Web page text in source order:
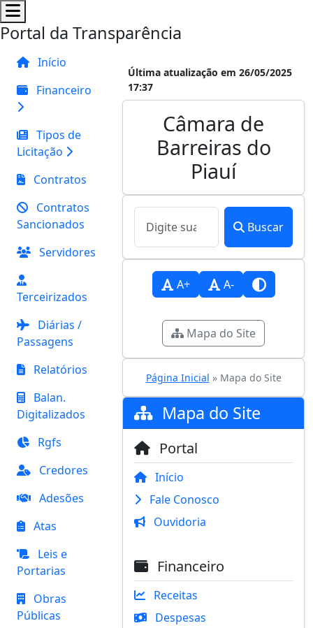
Portal da Transparência
Início
Financeiro
Tipos de
Licitação
Contratos
Contratos
Sancionados
Servidores
Terceirizados
Diárias /
Passagens
Relatórios
Balan.
Digitalizados
Rgfs
Credores
Adesões
Atas
Leis e
Portarias
Obras
Públicas
Última atualização em 26/05/2025
17:37
Câmara de
Barreiras do
Piauí
Buscar
A+ A-
Mapa do Site
Página Inicial » Mapa do Site
Mapa do Site
Portal
Início
Fale Conosco
Ouvidoria
Financeiro
Receitas
Despesas